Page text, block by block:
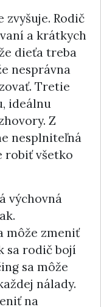
Rodič
a krátkych
dieťa treba
nesprávna
Tretie
ideálnu
Z
nesplniteľná
robiť všetko
výchovná
môže zmeniť
sa rodič bojí
sa môže
nálady.
na